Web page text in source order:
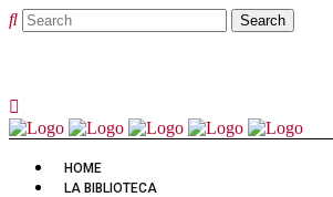
HOME
LA BIBLIOTECA